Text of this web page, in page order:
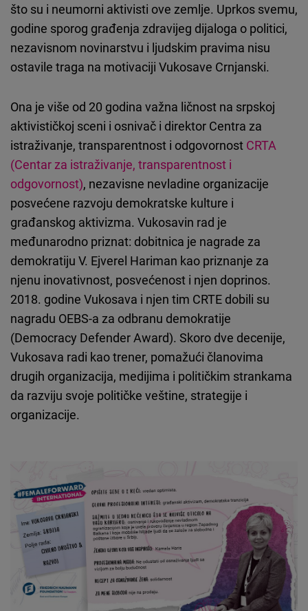
što su i neumorni aktivisti ove zemlje. Uprkos svemu,
godine sporog građenja zdravijeg dijaloga o politici,
nezavisnom novinarstvu i ljudskim pravima nisu
ostavile traga na motivaciji Vukosave Crnjanski.
Ona je više od 20 godina važna ličnost na srpskoj
aktivističkoj sceni i osnivač i direktor Centra za
istraživanje, transparentnost i odgovornost CRTA
(Centar za istraživanje, transparentnost i
odgovornost), nezavisne nevladine organizacije
posvećene razvoju demokratske kulture i
građanskog aktivizma. Vukosavin rad je
međunarodno priznat: dobitnica je nagrade za
demokratiju V. Ejverel Hariman kao priznanje za
njenu inovativnost, posvećenost i njen doprinos.
2018. godine Vukosava i njen tim CRTE dobili su
nagradu OEBS-a za odbranu demokratije
(Democracy Defender Award). Skoro dve decenije,
Vukosava radi kao trener, pomažući članovima
drugih organizacija, medijima i političkim strankama
da razviju svoje političke veštine, strategije i
organizacije.
Newsletter2go
Embed
Embed
D.Vinci
Embed
Typeform
Embed